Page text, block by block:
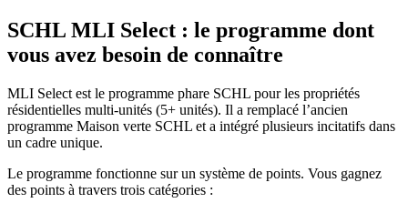
SCHL MLI Select : le programme dont
vous avez besoin de connaître
MLI Select est le programme phare SCHL pour les propriétés
résidentielles multi-unités (5+ unités). Il a remplacé l’ancien
programme Maison verte SCHL et a intégré plusieurs incitatifs dans
un cadre unique.
Le programme fonctionne sur un système de points. Vous gagnez
des points à travers trois catégories :